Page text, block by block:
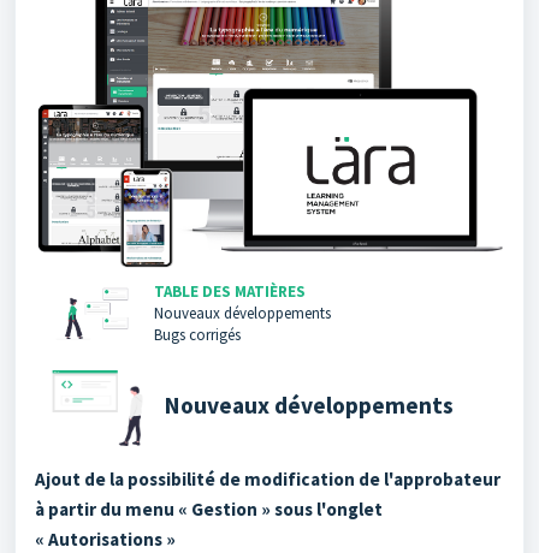
TABLE DES MATIÈRES
Nouveaux développements
Bugs corrigés
Nouveaux développements
Ajout de la possibilité de modification de l'approbateur
à partir du menu « Gestion » sous l'onglet
« Autorisations »